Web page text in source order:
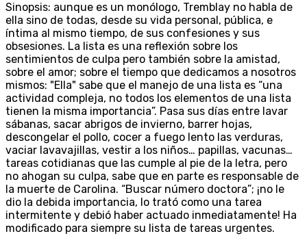
Sinopsis: aunque es un monólogo, Tremblay no habla de
ella sino de todas, desde su vida personal, pública, e
íntima al mismo tiempo, de sus confesiones y sus
obsesiones. La lista es una reflexión sobre los
sentimientos de culpa pero también sobre la amistad,
sobre el amor; sobre el tiempo que dedicamos a nosotros
mismos: "Ella" sabe que el manejo de una lista es “una
actividad compleja, no todos los elementos de una lista
tienen la misma importancia”. Pasa sus días entre lavar
sábanas, sacar abrigos de invierno, barrer hojas,
descongelar el pollo, cocer a fuego lento las verduras,
vaciar lavavajillas, vestir a los niños… papillas, vacunas…
tareas cotidianas que las cumple al pie de la letra, pero
no ahogan su culpa, sabe que en parte es responsable de
la muerte de Carolina. “Buscar número doctora”; ¡no le
dio la debida importancia, lo trató como una tarea
intermitente y debió haber actuado inmediatamente! Ha
modificado para siempre su lista de tareas urgentes.